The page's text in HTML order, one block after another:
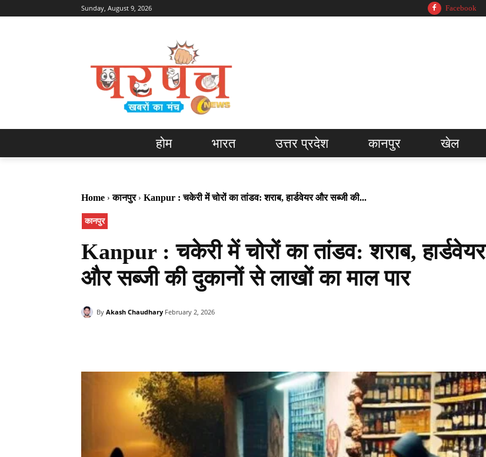
Sunday, August 9, 2026 Facebook
होम भारत उत्तर प्रदेश कानपुर खेल
Home कानपुर Kanpur : चकेरी में चोरों का तांडव: शराब, हार्डवेयर और सब्जी की...
कानपुर
Kanpur : चकेरी में चोरों का तांडव: शराब, हार्डवेयर
और सब्जी की दुकानों से लाखों का माल पार
By Akash Chaudhary February 2, 2026